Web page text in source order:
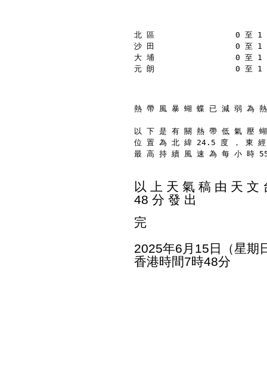
北 區                 0 至 1
沙 田                 0 至 1
大 埔                 0 至 1
元 朗                 0 至 1
熱 帶 風 暴 蝴 蝶 已 減 弱 為
以 下 是 有 關 熱 帶 低 氣 壓
位 置 為 北 緯 24.5 度 ， 東
最 高 持 續 風 速 為 每 小 時
以 上 天 氣 稿 由 天 文
48 分 發 出
完
2025年6月15日（星期
香港時間7時48分